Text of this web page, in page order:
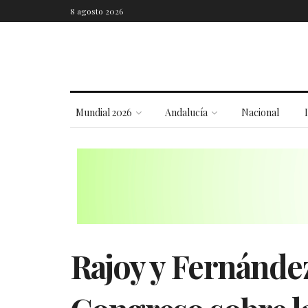
8 agosto 2026
Mundial 2026 Andalucía Nacional
Rajoy y